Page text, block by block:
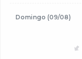
Domingo (09/08)